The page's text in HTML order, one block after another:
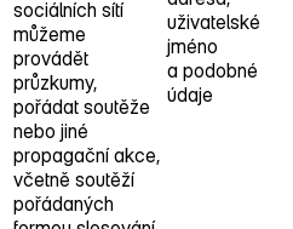
sociálních sítí
můžeme
provádět
průzkumy,
pořádat soutěže
nebo jiné
propagační akce,
včetně soutěží
pořádaných
uživatelské
jméno
a podobné
údaje